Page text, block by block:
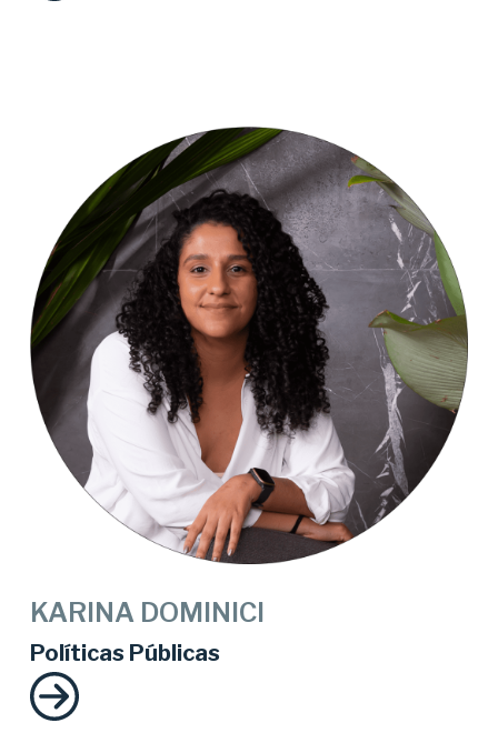
Políticas Públicas
KARINA DOMINICI